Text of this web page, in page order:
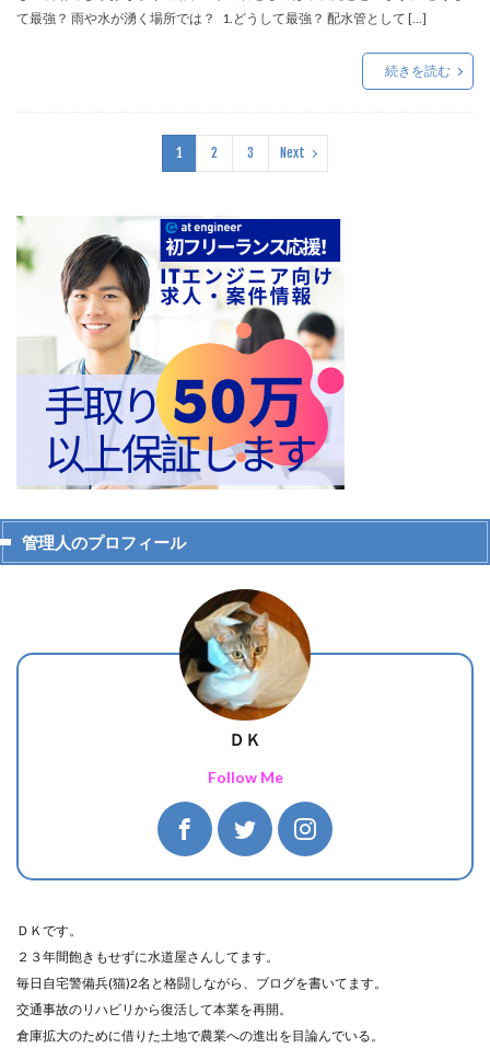
て最強？ 雨や水が湧く場所では？ 1.どうして最強？ 配水管として […]
続きを読む
1 2 3 Next
管理人のプロフィール
ＤＫ
Follow Me
ＤＫです。
２３年間飽きもせずに水道屋さんしてます。
毎日自宅警備兵(猫)2名と格闘しながら、ブログを書いてます。
交通事故のリハビリから復活して本業を再開。
倉庫拡大のために借りた土地で農業への進出を目論んでいる。